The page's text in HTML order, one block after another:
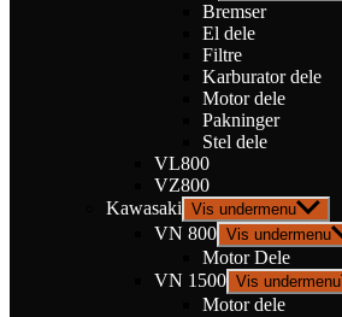
Bremser
El dele
Filtre
Karburator dele
Motor dele
Pakninger
Stel dele
VL800
VZ800
Kawasaki Vis undermenu
VN 800 Vis undermenu
Motor Dele
VN 1500 Vis undermenu
Motor dele